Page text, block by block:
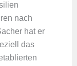
nach
hat er
das